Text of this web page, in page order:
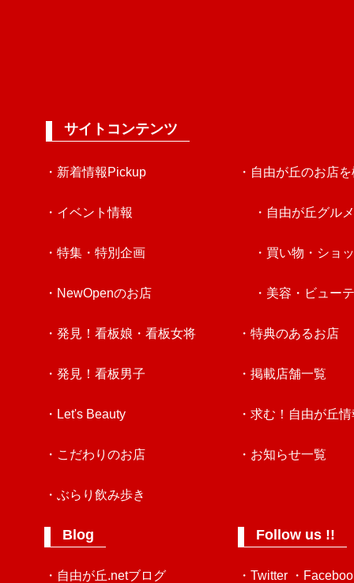
サイトコンテンツ
・新着情報Pickup
・イベント情報
・特集・特別企画
・NewOpenのお店
・発見！看板娘・看板女将
・発見！看板男子
・Let's Beauty
・こだわりのお店
・ぶらり飲み歩き
Blog
・自由が丘.netブログ
・自由が丘のお店
・自由が丘グルメ
・買い物・ショ
・美容・ビュー
・特典のあるお店
・掲載店舗一覧
・求む！自由が丘
・お知らせ一覧
Follow us !!
・Twitter ・